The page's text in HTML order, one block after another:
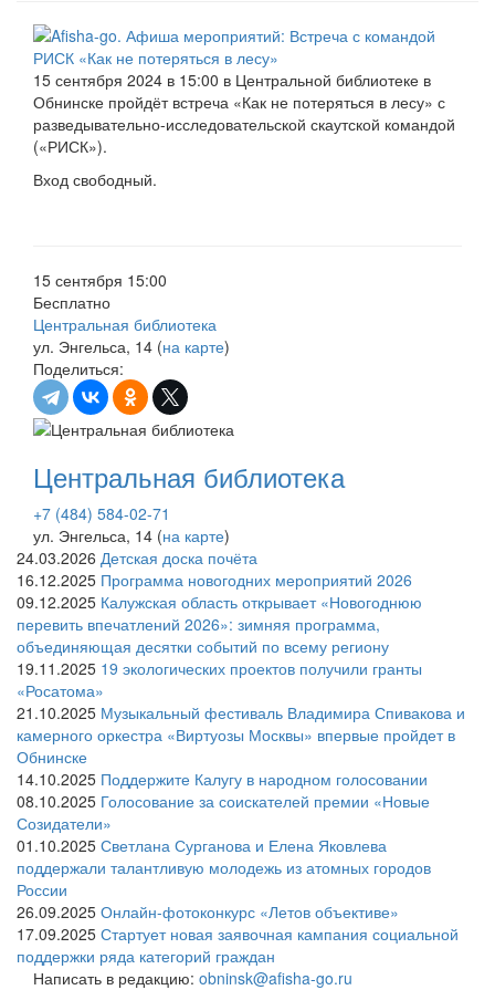
15 сентября 2024 в 15:00 в Центральной библиотеке в
Обнинске пройдёт встреча «Как не потеряться в лесу» с
разведывательно-исследовательской скаутской командой
(«РИСК»).
Вход свободный.
15 сентября 15:00
Бесплатно
Центральная библиотека
ул. Энгельса, 14 (на карте)
Поделиться:
Центральная библиотека
+7 (484) 584-02-71
ул. Энгельса, 14 (на карте)
24.03.2026 Детская доска почёта
16.12.2025 Программа новогодних мероприятий 2026
09.12.2025 Калужская область открывает «Новогоднюю
перевить впечатлений 2026»: зимняя программа,
объединяющая десятки событий по всему региону
19.11.2025 19 экологических проектов получили гранты
«Росатома»
21.10.2025 Музыкальный фестиваль Владимира Спивакова и
камерного оркестра «Виртуозы Москвы» впервые пройдет в
Обнинске
14.10.2025 Поддержите Калугу в народном голосовании
08.10.2025 Голосование за соискателей премии «Новые
Созидатели»
01.10.2025 Светлана Сурганова и Елена Яковлева
поддержали талантливую молодежь из атомных городов
России
26.09.2025 Онлайн-фотоконкурс «Летов объективе»
17.09.2025 Стартует новая заявочная кампания социальной
поддержки ряда категорий граждан
Написать в редакцию: obninsk@afisha-go.ru